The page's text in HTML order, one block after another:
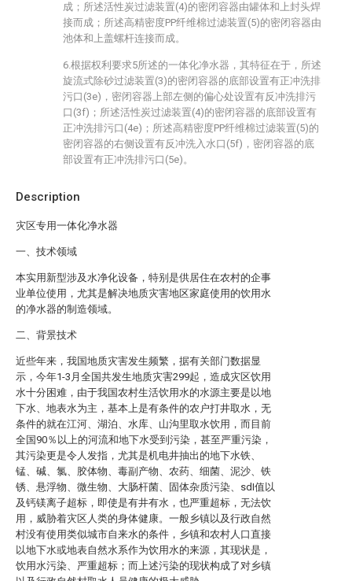
Description
灾区专用一体化净水器
一、技术领域
本实用新型涉及水净化设备，特别是供居住在农村的企事
业单位使用，尤其是解决地质灾害地区家庭使用的饮用水
的净水器的制造领域。
二、背景技术
近些年来，我国地质灾害发生频繁，据有关部门数据显
示，今年1-3月全国共发生地质灾害299起，造成灾区饮用
水十分困难，由于我国农村生活饮用水的水源主要是以地
下水、地表水为主，基本上是有条件的农户打井取水，无
条件的就在江河、湖泊、水库、山沟里取水饮用，而目前
全国90％以上的河流和地下水受到污染，甚至严重污染，
其污染更是令人发指，尤其是机电井抽出的地下水铁、
锰、碱、氯、胶体物、毒副产物、农药、细菌、泥沙、铁
锈、悬浮物、微生物、大肠杆菌、固体杂质污染、sdI值以
及钙镁离子超标，即使是有井有水，也严重超标，无法饮
用，威胁着灾区人类的身体健康。一般乡镇以及行政自然
村没有使用类似城市自来水的条件，乡镇和农村人口直接
以地下水或地表自然水系作为饮用水的来源，其现状是，
饮用水污染、严重超标；而上述污染的现状构成了对乡镇
成；所述活性炭过滤装置(4)的密闭容器由罐体和上封头焊
接而成；所述高精密度PP纤维棉过滤装置(5)的密闭容器由
池体和上盖螺杆连接而成。
6.根据权利要求5所述的一体化净水器，其特征在于，所述
旋流式除砂过滤装置(3)的密闭容器的底部设置有正冲洗排
污口(3e)，密闭容器上部左侧的偏心处设置有反冲洗排污
口(3f)；所述活性炭过滤装置(4)的密闭容器的底部设置有
正冲洗排污口(4e)；所述高精密度PP纤维棉过滤装置(5)的
密闭容器的右侧设置有反冲洗入水口(5f)，密闭容器的底
部设置有正冲洗排污口(5e)。